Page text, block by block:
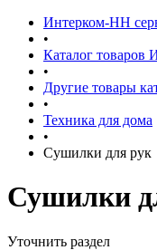
Интерком-НН
•
Каталог товаров
•
Другие товары
•
Техника для дома
•
Сушилки для рук
Сушилки
Уточнить раздел